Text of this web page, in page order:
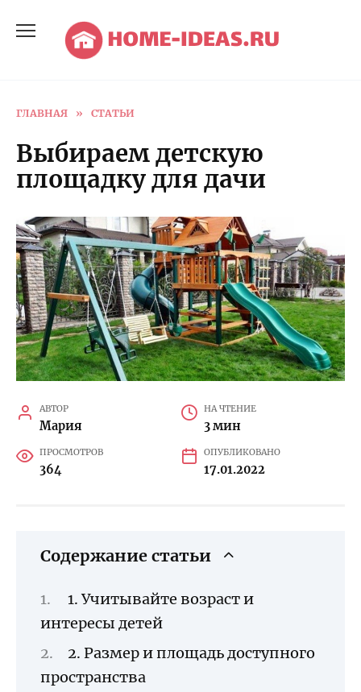
содержанию
ГЛАВНАЯ » СТАТЬИ
Выбираем детскую
площадку для дачи
АВТОР
Мария
НА ЧТЕНИЕ
3 мин
ПРОСМОТРОВ
364
ОПУБЛИКОВАНО
17.01.2022
Содержание статьи
1. Учитывайте возраст и
интересы детей
2. Размер и площадь доступного
пространства